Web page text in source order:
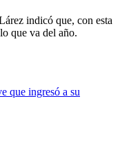
indicó que, con esta
que va del año.